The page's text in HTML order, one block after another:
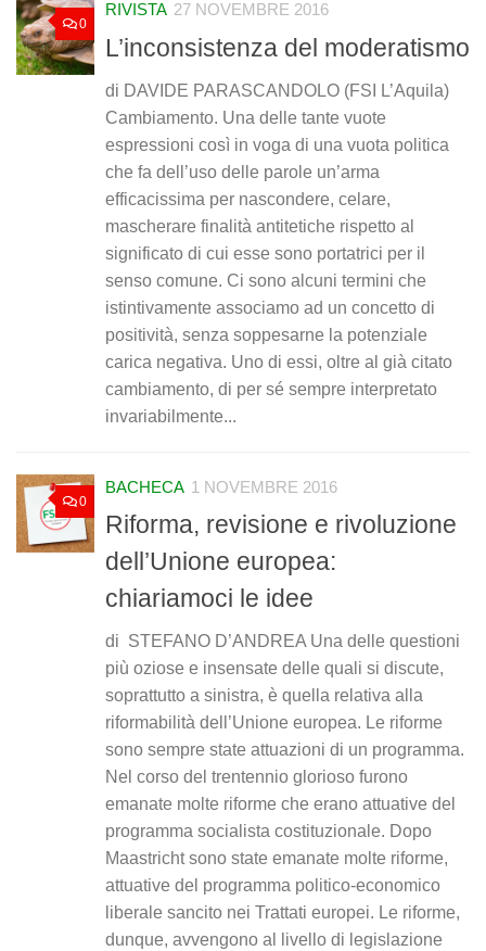
0
RIVISTA 27 NOVEMBRE 2016
L’inconsistenza del moderatismo
di DAVIDE PARASCANDOLO (FSI L’Aquila)
Cambiamento. Una delle tante vuote
espressioni così in voga di una vuota politica
che fa dell’uso delle parole un’arma
efficacissima per nascondere, celare,
mascherare finalità antitetiche rispetto al
significato di cui esse sono portatrici per il
senso comune. Ci sono alcuni termini che
istintivamente associamo ad un concetto di
positività, senza soppesarne la potenziale
carica negativa. Uno di essi, oltre al già citato
cambiamento, di per sé sempre interpretato
invariabilmente...
0
BACHECA 1 NOVEMBRE 2016
Riforma, revisione e rivoluzione
dell’Unione europea:
chiariamoci le idee
di STEFANO D’ANDREA Una delle questioni
più oziose e insensate delle quali si discute,
soprattutto a sinistra, è quella relativa alla
riformabilità dell’Unione europea. Le riforme
sono sempre state attuazioni di un programma.
Nel corso del trentennio glorioso furono
emanate molte riforme che erano attuative del
programma socialista costituzionale. Dopo
Maastricht sono state emanate molte riforme,
attuative del programma politico-economico
liberale sancito nei Trattati europei. Le riforme,
dunque, avvengono al livello di legislazione